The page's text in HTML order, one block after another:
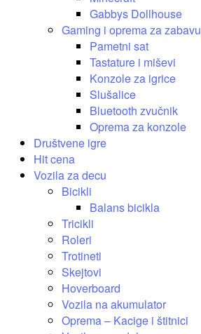
Gabbys Dollhouse
Gaming i oprema za zabavu
Pametni sat
Tastature i miševi
Konzole za igrice
Slušalice
Bluetooth zvučnik
Oprema za konzole
Društvene igre
Hit cena
Vozila za decu
Bicikli
Balans bicikla
Tricikli
Roleri
Trotineti
Skejtovi
Hoverboard
Vozila na akumulator
Oprema – Kacige i štitnici